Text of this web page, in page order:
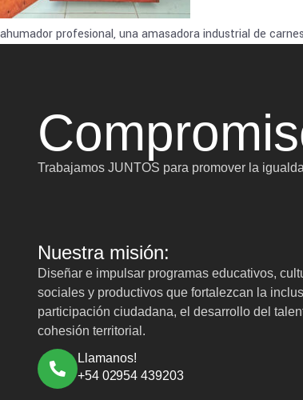
ahumador profesional, una amasadora industrial de
Trabajamos JUNTOS para promover la
Nuestra misión:
Diseñar e impulsar programas educativos,
sociales y productivos que fortalezcan la
participación ciudadana, el desarrollo del
cohesión territorial.
Llamanos!
+54 02954 439203